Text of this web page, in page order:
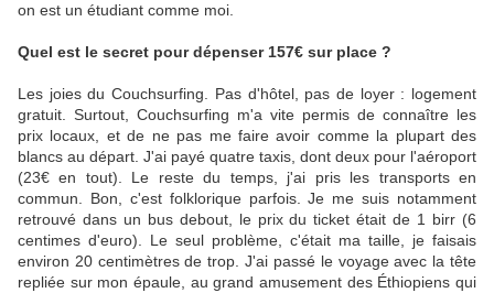
on est un étudiant comme moi.
Quel est le secret pour dépenser 157€ sur place ?
Les joies du Couchsurfing. Pas d'hôtel, pas de loyer : logement
gratuit. Surtout, Couchsurfing m'a vite permis de connaître les
prix locaux, et de ne pas me faire avoir comme la plupart des
blancs au départ. J'ai payé quatre taxis, dont deux pour l'aéroport
(23€ en tout). Le reste du temps, j'ai pris les transports en
commun. Bon, c'est folklorique parfois. Je me suis notamment
retrouvé dans un bus debout, le prix du ticket était de 1 birr (6
centimes d'euro). Le seul problème, c'était ma taille, je faisais
environ 20 centimètres de trop. J'ai passé le voyage avec la tête
repliée sur mon épaule, au grand amusement des Éthiopiens qui